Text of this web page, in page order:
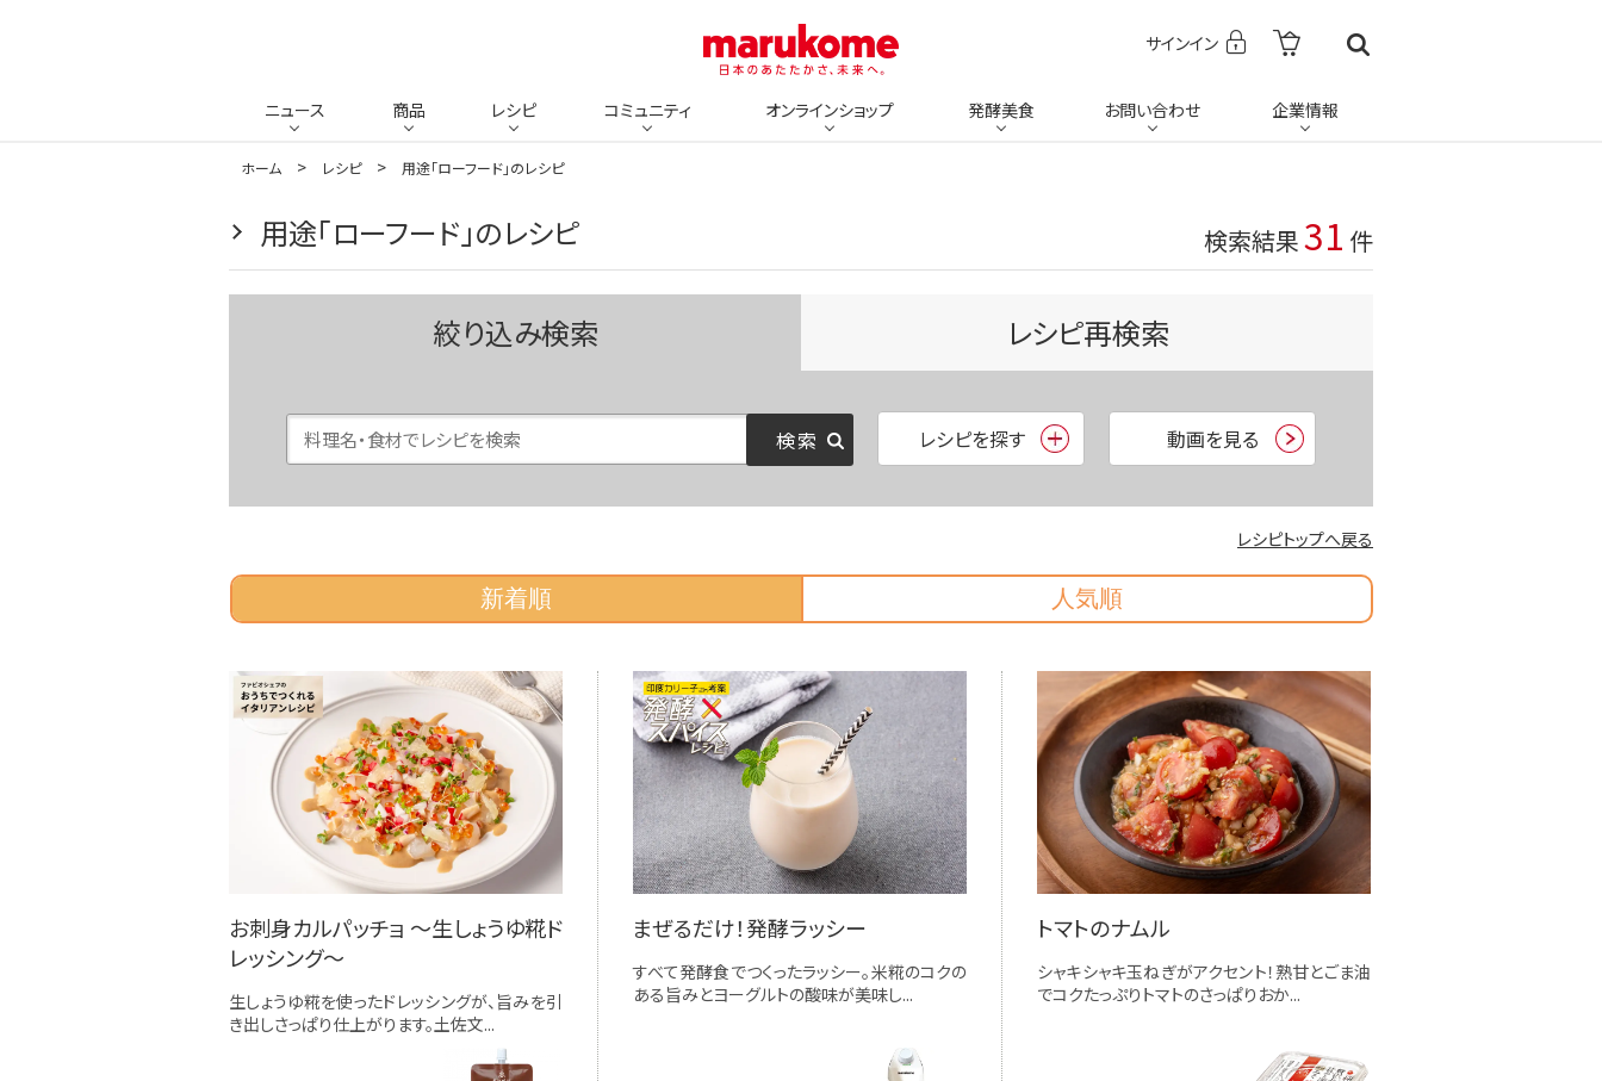
サインイン
ニュース 商品 レシピ コミュニティ オンラインショップ 発酵美食 お問い合わせ 企業情報
ホーム レシピ 用途「ローフード」のレシピ
用途「ローフード」のレシピ 検索結果31 件
絞り込み検索 レシピ再検索
レシピを探す 動画を見る
レシピトップへ戻る
新着順 人気順
お刺身カルパッチョ 〜生しょうゆ糀ド
レッシング〜
生しょうゆ糀を使ったドレッシングが、旨みを引
き出しさっぱり仕上がります。土佐文...
まぜるだけ！発酵ラッシー
すべて発酵食でつくったラッシー。米糀のコクの
ある旨みとヨーグルトの酸味が美味し...
トマトのナムル
シャキシャキ玉ねぎがアクセント！熟甘とごま油
でコクたっぷりトマトのさっぱりおか...